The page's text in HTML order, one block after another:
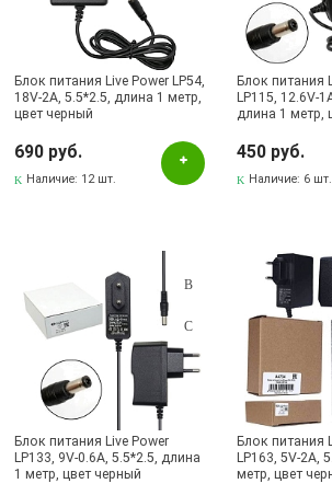
Блок питания Live Power LP54,
18V-2A, 5.5*2.5, длина 1 метр,
цвет черный
690 руб.
Наличие: 12 шт.
Блок питания
LP115, 12.6V-
длина 1 метр,
450 руб.
Наличие: 6 шт.
Блок питания Live Power
LP133, 9V-0.6A, 5.5*2.5, длина
1 метр, цвет черный
Блок питания
LP163, 5V-2A,
метр, цвет